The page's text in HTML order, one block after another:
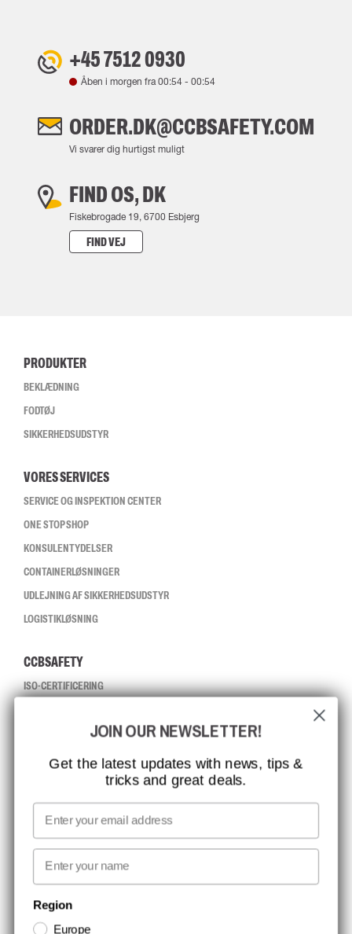
+45 7512 0930
Åben i morgen fra00:54 - 00:54
ORDER.DK@CCBSAFETY.COM
Vi svarer dig hurtigst muligt
FIND OS, DK
Fiskebrogade 19, 6700 Esbjerg
FIND VEJ
PRODUKTER
BEKLÆDNING
FODTØJ
SIKKERHEDSUDSTYR
VORES SERVICES
SERVICE OG INSPEKTION CENTER
ONE STOP SHOP
KONSULENTYDELSER
CONTAINERLØSNINGER
UDLEJNING AF SIKKERHEDSUDSTYR
LOGISTIKLØSNING
CCBSAFETY
ISO-CERTIFICERING
MISSION, VISION OG VÆRDIER
KONTAKT
JOB HOS CCBSAFETY
MEDIA
VI TAGER ANSVAR
NYHEDSBREV TILMELDING
JOIN OUR NEWSLETTER!
Get the latest updates with news, tips &
tricks and great deals.
Email
First name
Region
Europe